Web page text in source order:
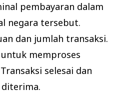
pembayaran dalam
negara tersebut.
dan jumlah transaksi.
memproses
selesai dan